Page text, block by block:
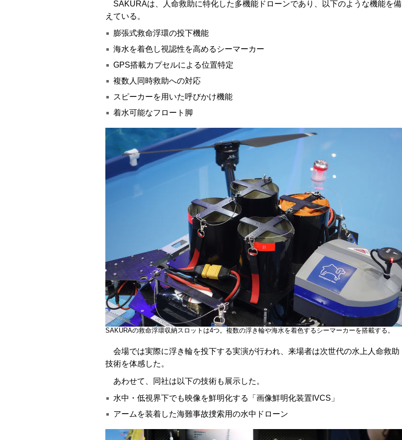
SAKURAは、人命救助に特化した多機能ドローンであり、以下のような機能を備
えている。
膨張式救命浮環の投下機能
海水を着色し視認性を高めるシーマーカー
GPS搭載カプセルによる位置特定
複数人同時救助への対応
スピーカーを用いた呼びかけ機能
着水可能なフロート脚
SAKURAの救命浮環収納スロットは4つ。複数の浮き輪や海水を着色するシーマーカーを搭載する。
会場では実際に浮き輪を投下する実演が行われ、来場者は次世代の水上人命救助
技術を体感した。
あわせて、同社は以下の技術も展示した。
水中・低視界下でも映像を鮮明化する「画像鮮明化装置IVCS」
アームを装着した海難事故捜索用の水中ドローン